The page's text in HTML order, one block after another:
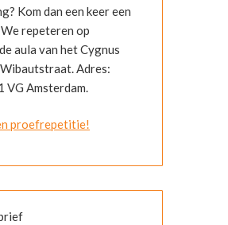
Kom dan een keer een
repeteren op
aula van het Cygnus
Wibautstraat. Adres:
Amsterdam.
proefrepetitie!